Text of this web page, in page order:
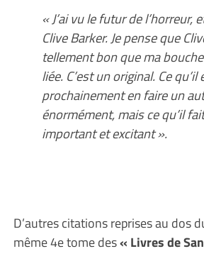
« J’ai vu le futur de l’horreur,
Clive Barker. Je pense que
tellement bon que ma
liée. C’est un original. Ce
prochainement en faire un
énormément, mais ce qu’il
important et excitant ».
D’autres citations reprises au dos
même 4e tome des« Livres de